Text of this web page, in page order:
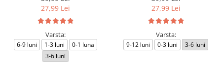
27,99 Lei
Varsta:
6-9 luni 1-3 luni
0-1 luna
3-6 luni
27,99 Lei
Varsta:
9-12 luni 0-3 luni 3-6 luni